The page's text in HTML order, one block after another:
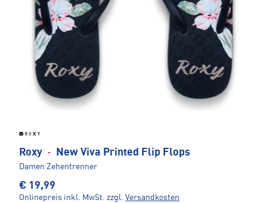
Roxy · New Viva Printed Flip Flops
Damen Zehentrenner
€ 19,99
Onlinepreis inkl. MwSt. zzgl. Versandkosten